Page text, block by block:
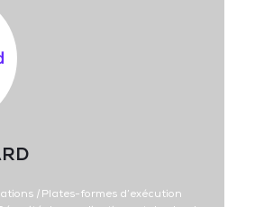
|Plates-formes d’exécution